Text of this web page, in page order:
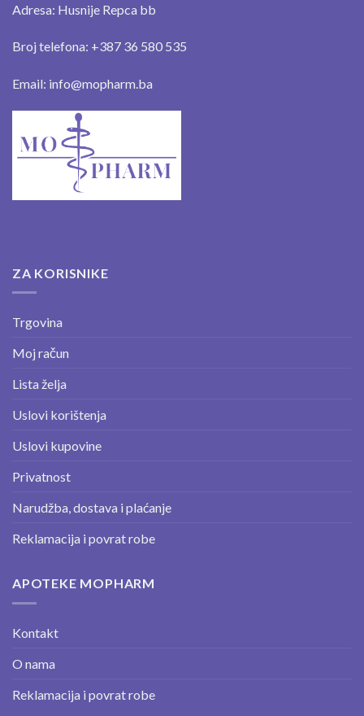
Adresa: Husnije Repca bb
Broj telefona: +387 36 580 535
Email: info@mopharm.ba
ZA KORISNIKE
Trgovina
Moj račun
Lista želja
Uslovi korištenja
Uslovi kupovine
Privatnost
Narudžba, dostava i plaćanje
Reklamacija i povrat robe
APOTEKE MOPHARM
Kontakt
O nama
Reklamacija i povrat robe